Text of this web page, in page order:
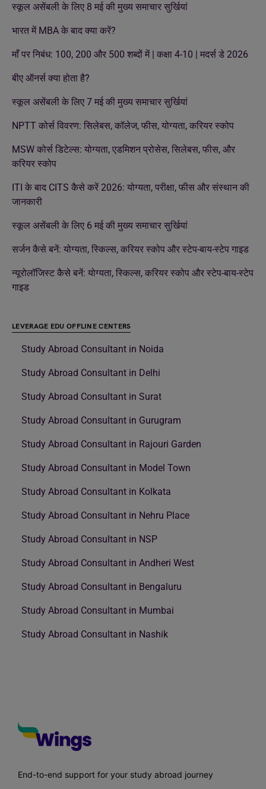
स्कूल असेंबली के लिए 8 मई की मुख्य समाचार सुर्खियां
भारत में MBA के बाद क्या करें?
माँ पर निबंध: 100, 200 और 500 शब्दों में | कक्षा 4-10 | मदर्स डे 2026
बीए ऑनर्स क्या होता है?
स्कूल असेंबली के लिए 7 मई की मुख्य समाचार सुर्खियां
NPTT कोर्स विवरण: सिलेबस, कॉलेज, फीस, योग्यता, करियर स्कोप
MSW कोर्स डिटेल्स: योग्यता, एडमिशन प्रोसेस, सिलेबस, फीस, और
करियर स्कोप
ITI के बाद CITS कैसे करें 2026: योग्यता, परीक्षा, फीस और संस्थान की
जानकारी
स्कूल असेंबली के लिए 6 मई की मुख्य समाचार सुर्खियां
सर्जन कैसे बनें: योग्यता, स्किल्स, करियर स्कोप और स्टेप-बाय-स्टेप गाइड
न्यूरोलॉजिस्ट कैसे बनें: योग्यता, स्किल्स, करियर स्कोप और स्टेप-बाय-स्टेप
गाइड
LEVERAGE EDU OFFLINE CENTERS
Study Abroad Consultant in Noida
Study Abroad Consultant in Delhi
Study Abroad Consultant in Surat
Study Abroad Consultant in Gurugram
Study Abroad Consultant in Rajouri Garden
Study Abroad Consultant in Model Town
Study Abroad Consultant in Kolkata
Study Abroad Consultant in Nehru Place
Study Abroad Consultant in NSP
Study Abroad Consultant in Andheri West
Study Abroad Consultant in Bengaluru
Study Abroad Consultant in Mumbai
Study Abroad Consultant in Nashik
End-to-end support for your study abroad journey